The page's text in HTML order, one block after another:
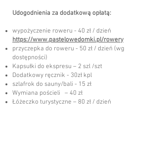
Udogodnienia za dodatkową opłatą:
wypożyczenie roweru - 40 zł / dzień​
https://www.pastelowedomki.pl/rowery
przyczepka do roweru - 50 zł / dzień (wg
dostępności)
Kapsułki do ekspresu – 2 szl /szt
Dodatkowy ręcznik - 30zł kpl
szlafrok do sauny/bali - 15 zł
Wymiana pościeli – 40 zł
Łóżeczko turystyczne – 80 zł / dzień